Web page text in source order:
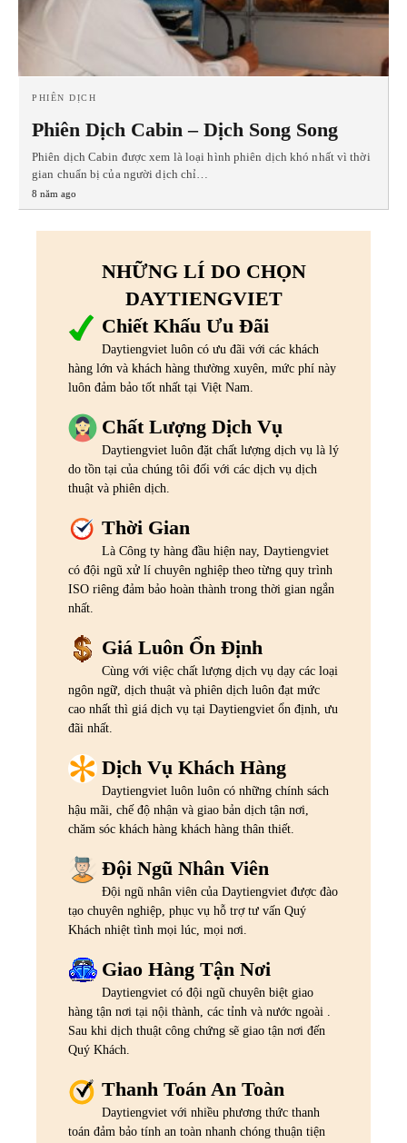
PHIÊN DỊCH
Phiên Dịch Cabin – Dịch Song Song
Phiên dịch Cabin được xem là loại hình phiên dịch khó nhất vì thời
gian chuẩn bị của người dịch chỉ…
8 năm ago
NHỮNG LÍ DO CHỌN
DAYTIENGVIET
Chiết Khấu Ưu Đãi
Daytiengviet luôn có ưu đãi với các khách
hàng lớn và khách hàng thường xuyên, mức phí này
luôn đảm bảo tốt nhất tại Việt Nam.
Chất Lượng Dịch Vụ
Daytiengviet luôn đặt chất lượng dịch vụ là lý
do tồn tại của chúng tôi đối với các dịch vụ dịch
thuật và phiên dịch.
Thời Gian
Là Công ty hàng đầu hiện nay, Daytiengviet
có đội ngũ xử lí chuyên nghiệp theo từng quy trình
ISO riêng đảm bảo hoàn thành trong thời gian ngắn
nhất.
Giá Luôn Ổn Định
Cùng với việc chất lượng dịch vụ dạy các loại
ngôn ngữ, dịch thuật và phiên dịch luôn đạt mức
cao nhất thì giá dịch vụ tại Daytiengviet ổn định, ưu
đãi nhất.
Dịch Vụ Khách Hàng
Daytiengviet luôn luôn có những chính sách
hậu mãi, chế độ nhận và giao bản dịch tận nơi,
chăm sóc khách hàng khách hàng thân thiết.
Đội Ngũ Nhân Viên
Đội ngũ nhân viên của Daytiengviet được đào
tạo chuyên nghiệp, phục vụ hỗ trợ tư vấn Quý
Khách nhiệt tình mọi lúc, mọi nơi.
Giao Hàng Tận Nơi
Daytiengviet có đội ngũ chuyên biệt giao
hàng tận nơi tại nội thành, các tỉnh và nước ngoài .
Sau khi dịch thuật công chứng sẽ giao tận nơi đến
Quý Khách.
Thanh Toán An Toàn
Daytiengviet với nhiều phương thức thanh
toán đảm bảo tính an toàn nhanh chóng thuận tiện